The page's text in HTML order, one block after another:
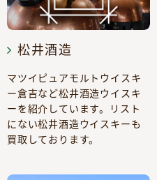
松井酒造
マツイピュアモルトウイスキ
ー倉吉など松井酒造ウイスキ
ーを紹介しています。リスト
にない松井酒造ウイスキーも
買取しております。